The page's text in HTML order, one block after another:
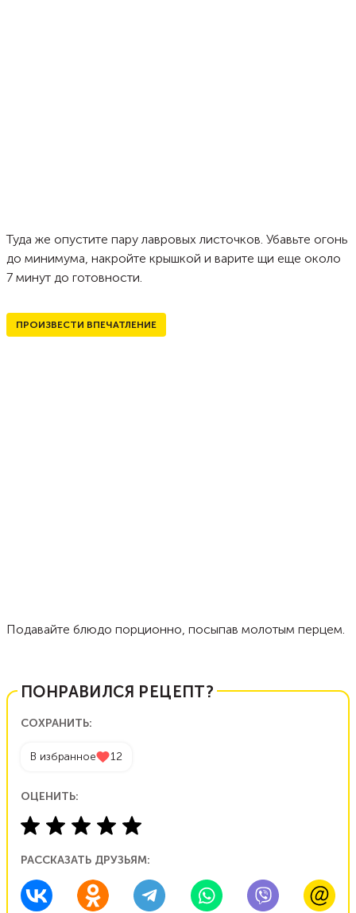
Туда же опустите пару лавровых листочков. Убавьте огонь
до минимума, накройте крышкой и варите щи еще около
7 минут до готовности.
ПРОИЗВЕСТИ ВПЕЧАТЛЕНИЕ
Подавайте блюдо порционно, посыпав молотым перцем.
ПОНРАВИЛСЯ РЕЦЕПТ?
СОХРАНИТЬ:
В избранное 12
ОЦЕНИТЬ:
РАССКАЗАТЬ ДРУЗЬЯМ: